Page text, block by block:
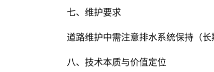
七、维护要求
道路维护中需注意排水系统保持（
八、技术本质与价值定位